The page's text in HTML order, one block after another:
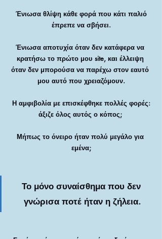
έπρεπε να σβήσει.
Ένιωσα αποτυχία όταν δεν κατάφερα να
κρατήσω το πρώτο μου site, και έλλειψη
όταν δεν μπορούσα να παρέχω στον εαυτό
μου αυτό που χρειαζόμουν.
άξιζε όλος αυτός ο κόπος;
Μήπως το όνειρο ήταν πολύ μεγάλο για
εμένα;
Το μόνο συναίσθημα που δεν
γνώρισα ποτέ ήταν η ζήλεια.